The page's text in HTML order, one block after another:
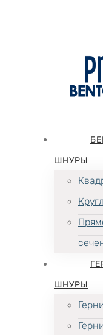
ШНУРЫ
ШНУРЫ